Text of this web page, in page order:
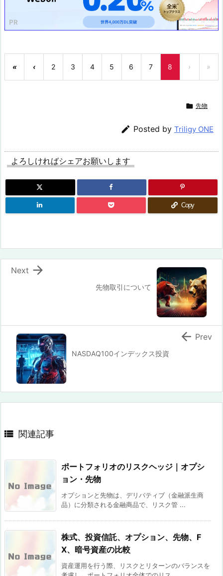
« ‹ 2 3 4 5 6 7 8 › »
 先物
 Posted by Triligy ONE
よろしければシェアお願いします
Copy
先物取引について

Next
NASDAQ100インデックス投資
 Prev
 関連記事
ポートフォリオのリスクヘッジ｜オプシ
ョン・先物
オプションと先物は、デリバティブ（金融派生商
品）に分類される金融商品で、リスク管 ...
株式、投資信託、オプション、先物、F
X、暗号資産の比較
資産運用を行う際、リスクとリターンのバランスを